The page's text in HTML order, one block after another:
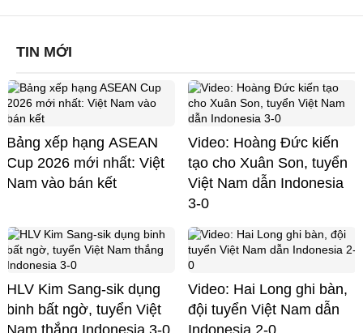
TIN MỚI
Bảng xếp hạng ASEAN
Cup 2026 mới nhất: Việt
Nam vào bán kết
Video: Hoàng Đức kiến
tạo cho Xuân Son, tuyển
Việt Nam dẫn Indonesia
3-0
HLV Kim Sang-sik dụng
binh bất ngờ, tuyển Việt
Video: Hai Long ghi bàn,
đội tuyển Việt Nam dẫn